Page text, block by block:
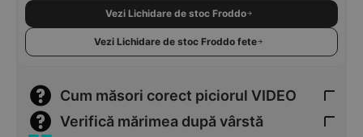
Vezi Lichidare de stoc Froddo
Vezi Lichidare de stoc Froddo fete
Cum măsori corect piciorul VIDEO
Verifică mărimea după vârstă